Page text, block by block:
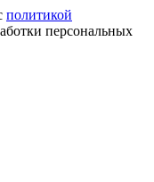
политикой
персональных